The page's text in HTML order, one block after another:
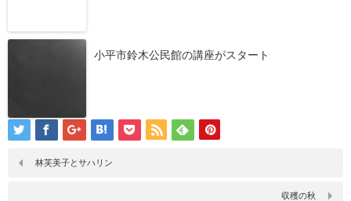
小平市鈴木公民館の講座がスタート
林芙美子とサハリン
収穫の秋